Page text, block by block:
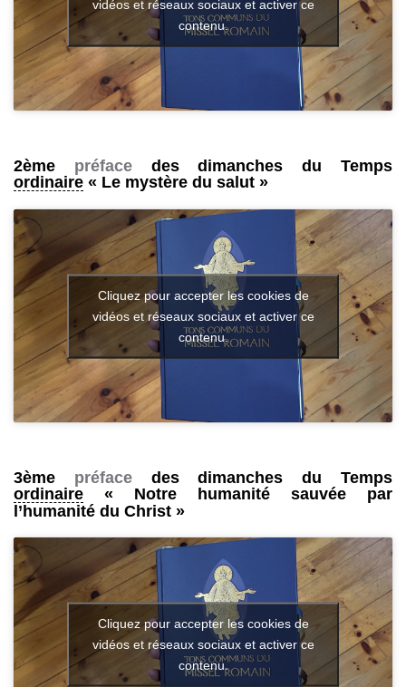
vidéos et réseaux sociaux et activer ce
contenu.
2ème préfacedes dimanches du Temps
ordinaire « Le mystère du salut »
Cliquez pour accepter les cookies de
vidéos et réseaux sociaux et activer ce
contenu.
3ème préfacedes dimanches du Temps
ordinaire « Notre humanité sauvée par
l’humanité du Christ »
Cliquez pour accepter les cookies de
vidéos et réseaux sociaux et activer ce
contenu.